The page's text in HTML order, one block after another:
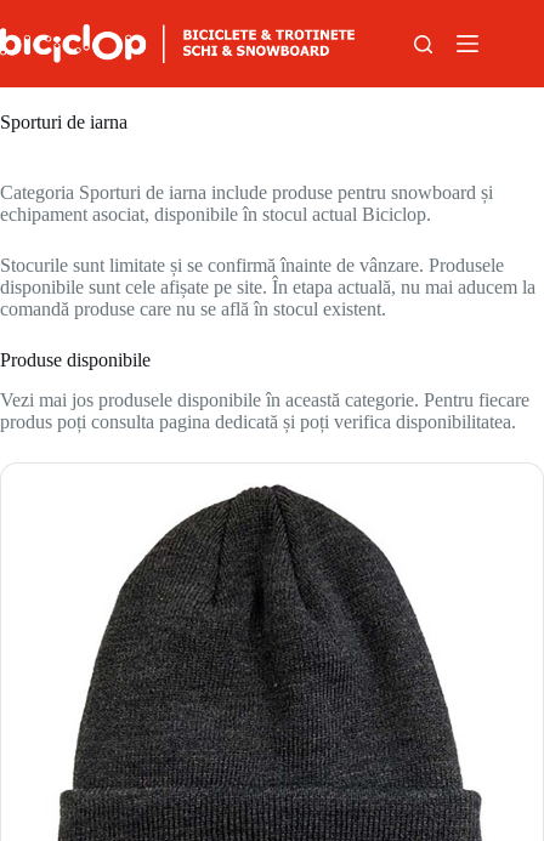
Sporturi de iarna
Categoria Sporturi de iarna include produse pentru snowboard și
echipament asociat, disponibile în stocul actual Biciclop.
Stocurile sunt limitate și se confirmă înainte de vânzare. Produsele
disponibile sunt cele afișate pe site. În etapa actuală, nu mai aducem la
comandă produse care nu se află în stocul existent.
Produse disponibile
Vezi mai jos produsele disponibile în această categorie. Pentru fiecare
produs poți consulta pagina dedicată și poți verifica disponibilitatea.